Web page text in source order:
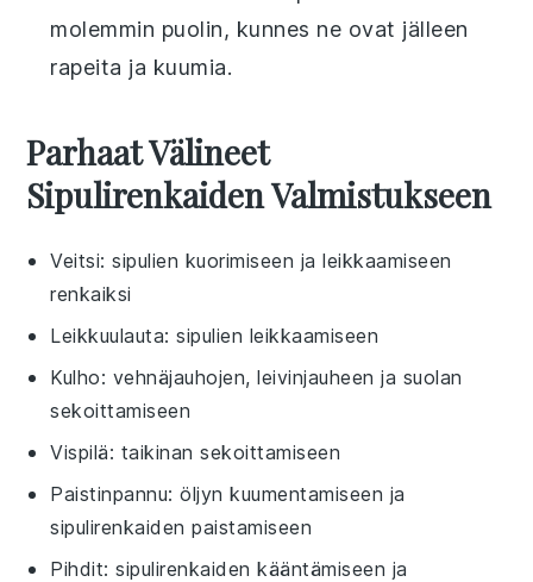
molemmin puolin, kunnes ne ovat jälleen
rapeita ja kuumia.
Parhaat Välineet
Sipulirenkaiden Valmistukseen
Veitsi: sipulien kuorimiseen ja leikkaamiseen
renkaiksi
Leikkuulauta: sipulien leikkaamiseen
Kulho: vehnäjauhojen, leivinjauheen ja suolan
sekoittamiseen
Vispilä: taikinan sekoittamiseen
Paistinpannu: öljyn kuumentamiseen ja
sipulirenkaiden paistamiseen
Pihdit: sipulirenkaiden kääntämiseen ja